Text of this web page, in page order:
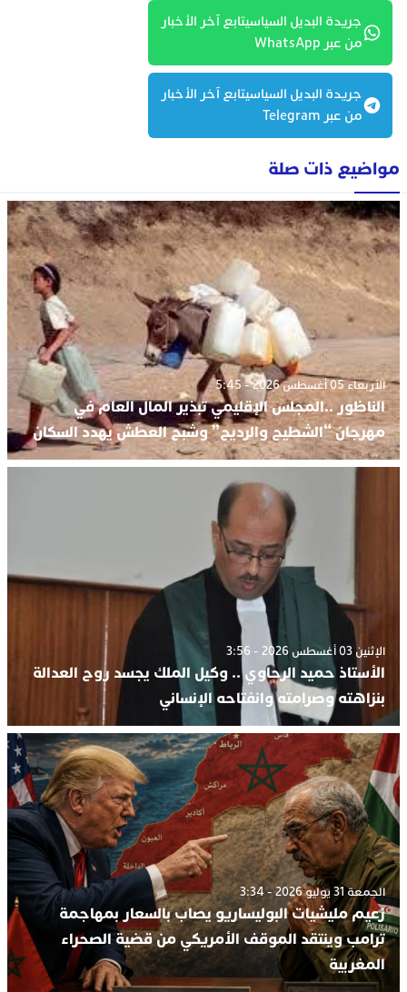
جريدة البديل السياسيتابع آخر الأخبار
من عبر WhatsApp
جريدة البديل السياسيتابع آخر الأخبار
من عبر Telegram
مواضيع ذات صلة
الأربعاء 05 أغسطس 2026 - 5:45
الناظور ..المجلس الإقليمي تبذير المال العام في
مهرجان “الشطيح والرديح” وشبح العطش يهدد السكان
الإثنين 03 أغسطس 2026 - 3:56
الأستاذ حميد الرحاوي .. وكيل الملك يجسد روح العدالة
بنزاهته وصرامته وانفتاحه الإنساني
الجمعة 31 يوليو 2026 - 3:34
زعيم مليشيات البوليساريو يصاب بالسعار بمهاجمة
ترامب وينتقد الموقف الأمريكي من قضية الصحراء
المغربية